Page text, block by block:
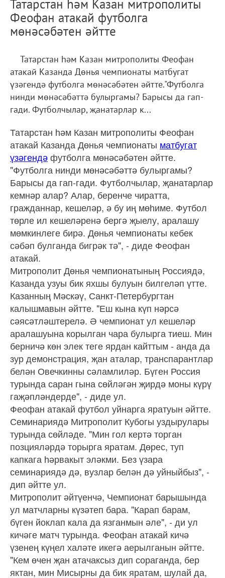
Татарстан һәм Казан митрополиты
Феофан атакай футболга
мөнәсәбәтен әйтте
Татарстан һәм Казан митрополиты Феофан
атакай Казанда Дөнья чемпионаты матбугат
үзәгендә футболга мөнәсәбәтен әйтте."Футболга
нинди мөнәсәбәттә булыргамы? Барысы да гап-
гади. Футболчылар, җанатарлар к...
Татарстан һәм Казан митрополиты Феофан
атакай Казанда Дөнья чемпионаты матбугат
үзәгендәфутболга мөнәсәбәтен әйтте.
"Футболга нинди мөнәсәбәттә булыргамы?
Барысы да гап-гади. Футболчылар, җанатарлар
кемнәр алар? Алар, беренче чиратта,
гражданнар, кешеләр, ә бу иң мөһиме. Футбол
төрле ил кешеләренә бергә җыелу, аралашу
мөмкинлеге бирә. Дөнья чемпионаты кебек
сәбәп булганда бигрәк тә", - диде Феофан
атакай.
Митрополит Дөнья чемпионатының Россиядә,
Казанда узуы бик яхшы булуын билгеләп үтте.
Казанның Мәскәү, Санкт-Петербургтан
калышмавын әйтте. "Еш кына күп нәрсә
сәясәтләштерелә. Ә чемпионат ул кешеләр
аралашуына корылган чара булырга тиеш. Мин
берничә көн элек теге ярдан кайттым - анда да
зур демонстрация, җан аталар, транспарантлар
белән Овечкинны сәламлиләр. Бүген Россия
турында саран гына сөйләгән җирдә моны күрү
гаҗәпләндерде", - диде ул.
Феофан атакай футбол уйнарга яратуын әйтте.
Семинариядә Митрополит Кубогы уздырулары
турында сөйләде. "Мин гол кертә торган
позцияләрдә торырга яратам. Дөрес, туп
капкага һәрвакыт эләкми. Без үзара
семинариядә дә, вузлар белән дә уйныйбыз", -
дип әйтте ул.
Митрополит әйтүенчә, Чемпионат барышында
ул матчларны күзәтеп бара. "Карап барам,
бүген йоклап кала да язганмын әле", - ди ул
кичәге матч турында. Феофан атакай кичә
үзенең күңел халәте икегә аерылганын әйтте.
"Кем өчен җан атачаксыз дип сораганда, бер
яктан, мин Мисырны да бик яратам, шулай да,